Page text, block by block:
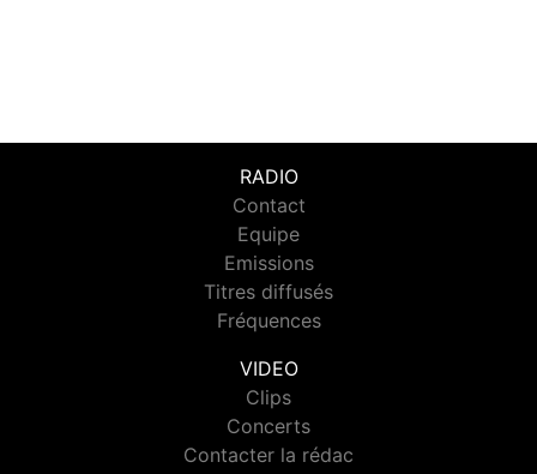
RADIO
Contact
Equipe
Emissions
Titres diffusés
Fréquences
VIDEO
Clips
Concerts
Contacter la rédac